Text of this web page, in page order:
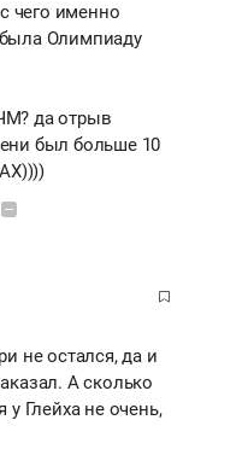
чего именно
Олимпиаду
да отрыв
был больше 10
не остался, да и
А сколько
Глейха не очень,